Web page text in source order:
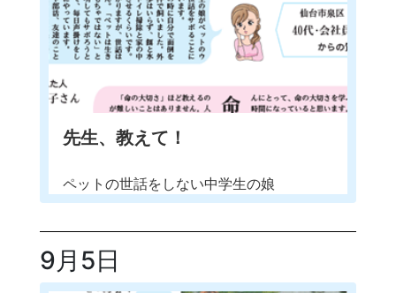
先生、教えて！
ペットの世話をしない中学生の娘
9月5日